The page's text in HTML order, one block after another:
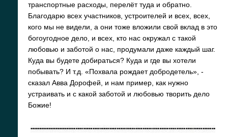
транспортные расходы, перелёт туда и обратно.
Благодарю всех участников, устроителей и всех, всех,
кого мы не видели, а они тоже вложили свой вклад в это
богоугодное дело, и всех, кто нас окружал с такой
любовью и заботой о нас, продумали даже каждый шаг.
Куда вы будете добираться? Куда и где вы хотели
побывать? И т.д. «Похвала рождает добродетель», -
сказал Авва Дорофей, и нам пример, как нужно
устраивать и с какой заботой и любовью творить дело
Божие!